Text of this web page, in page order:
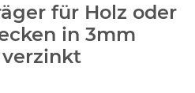
für Holz oder
in 3mm